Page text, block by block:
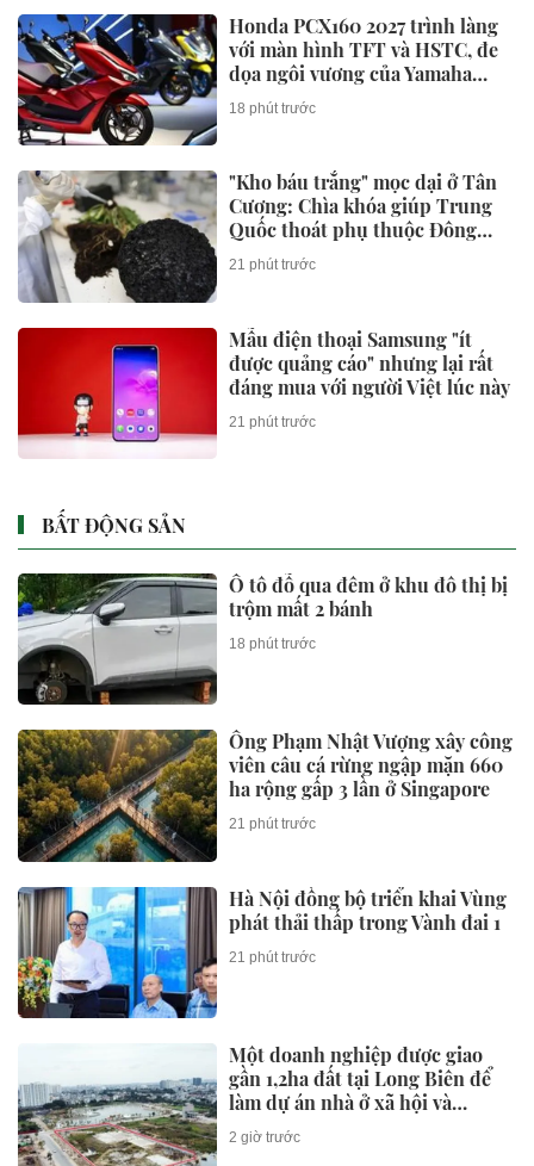
Honda PCX160 2027 trình làng
với màn hình TFT và HSTC, đe
dọa ngôi vương của Yamaha
NVX và Honda SH
18 phút trước
"Kho báu trắng" mọc dại ở Tân
Cương: Chìa khóa giúp Trung
Quốc thoát phụ thuộc Đông
Nam Á
21 phút trước
Mẫu điện thoại Samsung "ít
được quảng cáo" nhưng lại rất
đáng mua với người Việt lúc này
21 phút trước
BẤT ĐỘNG SẢN
Ô tô đỗ qua đêm ở khu đô thị bị
trộm mất 2 bánh
18 phút trước
Ông Phạm Nhật Vượng xây công
viên câu cá rừng ngập mặn 660
ha rộng gấp 3 lần ở Singapore
21 phút trước
Hà Nội đồng bộ triển khai Vùng
phát thải thấp trong Vành đai 1
21 phút trước
Một doanh nghiệp được giao
gần 1,2ha đất tại Long Biên để
làm dự án nhà ở xã hội và
thương mại
2 giờ trước